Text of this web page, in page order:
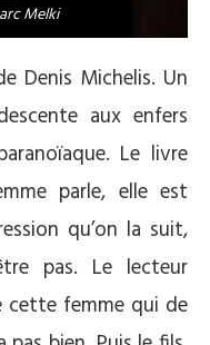
Melki
Denis Michelis. Un
aux enfers
Le livre
parle, elle est
qu’on la suit,
pas. Le lecteur
cette femme qui de